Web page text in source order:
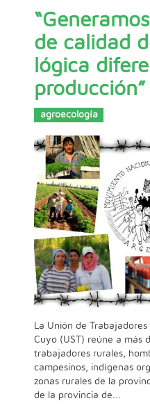
de calidad
lógica
producción”
agroecología
La Unión de
Cuyo (UST) reúne a más
trabajadores rurales,
campesinos, indígenas
zonas rurales de la
de la provincia de...